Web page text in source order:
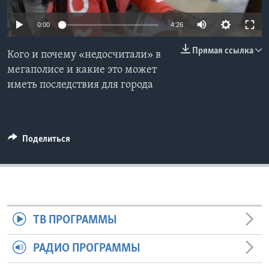
Learning English
СОЦИАЛЬНЫЕ СЕТИ
0:00 4:26
Прямая ссылка
Кого и почему «недосчитали» в
мегаполисе и какие это может
иметь последствия для города
Поделиться
ТВ ПРОГРАММЫ
РАДИО ПРОГРАММЫ